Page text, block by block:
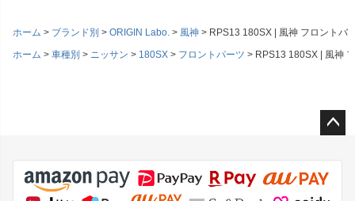
ホーム ブランド別 ORIGIN Labo. 風神
RPS13 180SX | 風神 フロントバ
ホーム
車種別 ニッサン 180SX フロントパーツ RPS13 180SX | 風神
ジト
ップ
へ